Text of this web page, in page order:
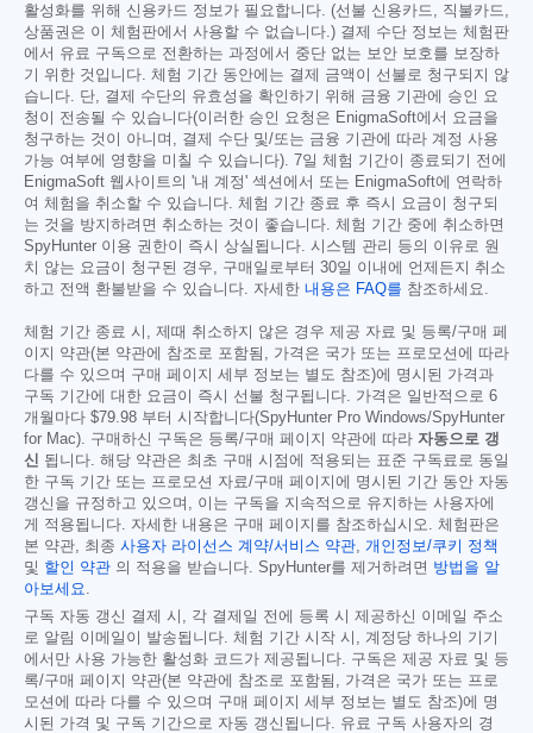
활성화를 위해 신용카드 정보가 필요합니다. (선불 신용카드, 직불카드,
상품권은 이 체험판에서 사용할 수 없습니다.) 결제 수단 정보는 체험판
에서 유료 구독으로 전환하는 과정에서 중단 없는 보안 보호를 보장하
기 위한 것입니다. 체험 기간 동안에는 결제 금액이 선불로 청구되지 않
습니다. 단, 결제 수단의 유효성을 확인하기 위해 금융 기관에 승인 요
청이 전송될 수 있습니다(이러한 승인 요청은 EnigmaSoft에서 요금을
청구하는 것이 아니며, 결제 수단 및/또는 금융 기관에 따라 계정 사용
가능 여부에 영향을 미칠 수 있습니다). 7일 체험 기간이 종료되기 전에
EnigmaSoft 웹사이트의 '내 계정' 섹션에서 또는 EnigmaSoft에 연락하
여 체험을 취소할 수 있습니다. 체험 기간 종료 후 즉시 요금이 청구되
는 것을 방지하려면 취소하는 것이 좋습니다. 체험 기간 중에 취소하면
SpyHunter 이용 권한이 즉시 상실됩니다. 시스템 관리 등의 이유로 원
치 않는 요금이 청구된 경우, 구매일로부터 30일 이내에 언제든지 취소
하고 전액 환불받을 수 있습니다. 자세한 내용은 FAQ를 참조하세요.
체험 기간 종료 시, 제때 취소하지 않은 경우 제공 자료 및 등록/구매 페
이지 약관(본 약관에 참조로 포함됨, 가격은 국가 또는 프로모션에 따라
다를 수 있으며 구매 페이지 세부 정보는 별도 참조)에 명시된 가격과
구독 기간에 대한 요금이 즉시 선불 청구됩니다. 가격은 일반적으로 6
개월마다 $79.98 부터 시작합니다(SpyHunter Pro Windows/SpyHunter
for Mac). 구매하신 구독은 등록/구매 페이지 약관에 따라 자동으로 갱
신
됩니다. 해당 약관은 최초 구매 시점에 적용되는 표준 구독료로 동일
한 구독 기간 또는 프로모션 자료/구매 페이지에 명시된 기간 동안 자동
갱신을 규정하고 있으며, 이는 구독을 지속적으로 유지하는 사용자에
게 적용됩니다. 자세한 내용은 구매 페이지를 참조하십시오. 체험판은
본 약관, 최종 사용자 라이선스 계약/서비스 약관
개인정보/쿠키 정책
및 할인 약관 의 적용을 받습니다. SpyHunter를 제거하려면 방법을 알
아보세요
구독 자동 갱신 결제 시, 각 결제일 전에 등록 시 제공하신 이메일 주소
로 알림 이메일이 발송됩니다. 체험 기간 시작 시, 계정당 하나의 기기
에서만 사용 가능한 활성화 코드가 제공됩니다. 구독은 제공 자료 및 등
록/구매 페이지 약관(본 약관에 참조로 포함됨, 가격은 국가 또는 프로
모션에 따라 다를 수 있으며 구매 페이지 세부 정보는 별도 참조)에 명
시된 가격 및 구독 기간으로 자동 갱신됩니다. 유료 구독 사용자의 경